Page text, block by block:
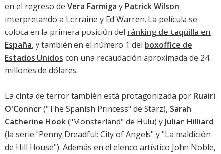
en el regreso de Vera Farmiga y Patrick Wilson
interpretando a Lorraine y Ed Warren. La película se
coloca en la primera posición del ránking de taquilla en
España, y también en el número 1 del boxoffice de
Estados Unidos con una recaudación aproximada de 24
millones de dólares.
La cinta de terror también está protagonizada por Ruairi
O'Connor("The Spanish Princess" de Starz), Sarah
Catherine Hook("Monsterland" de Hulu) y Julian Hilliard
(la serie "Penny Dreadful: City of Angels" y "La maldición
de Hill House"). Además en el elenco artístico John Noble,